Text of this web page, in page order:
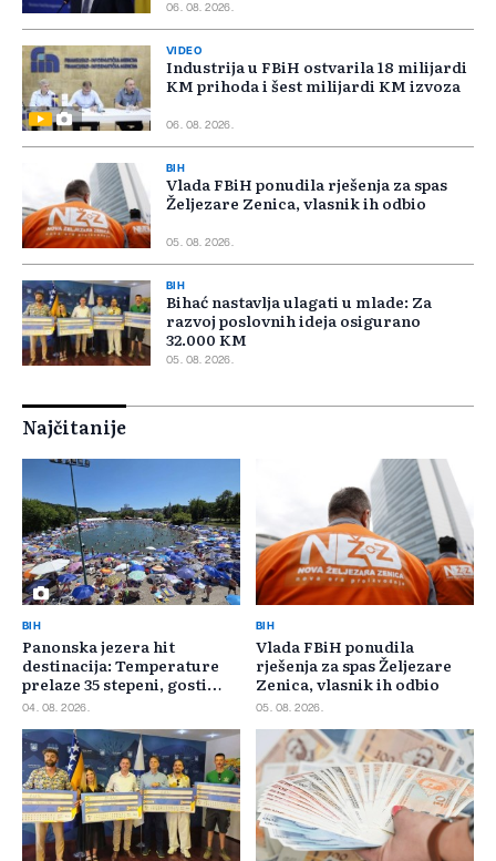
06. 08. 2026.
VIDEO
Industrija u FBiH ostvarila 18 milijardi
KM prihoda i šest milijardi KM izvoza
06. 08. 2026.
BIH
Vlada FBiH ponudila rješenja za spas
Željezare Zenica, vlasnik ih odbio
05. 08. 2026.
BIH
Bihać nastavlja ulagati u mlade: Za
razvoj poslovnih ideja osigurano
32.000 KM
05. 08. 2026.
Najčitanije
BIH
Panonska jezera hit
destinacija: Temperature
prelaze 35 stepeni, gosti
pristižu iz cijele regije
04. 08. 2026.
BIH
Vlada FBiH ponudila
rješenja za spas Željezare
Zenica, vlasnik ih odbio
05. 08. 2026.